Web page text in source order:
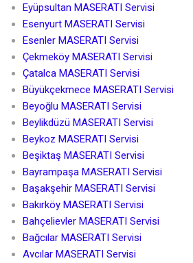
Eyüpsultan MASERATI Servisi
Esenyurt MASERATI Servisi
Esenler MASERATI Servisi
Çekmeköy MASERATI Servisi
Çatalca MASERATI Servisi
Büyükçekmece MASERATI Servisi
Beyoğlu MASERATI Servisi
Beylikdüzü MASERATI Servisi
Beykoz MASERATI Servisi
Beşiktaş MASERATI Servisi
Bayrampaşa MASERATI Servisi
Başakşehir MASERATI Servisi
Bakırköy MASERATI Servisi
Bahçelievler MASERATI Servisi
Bağcılar MASERATI Servisi
Avcılar MASERATI Servisi